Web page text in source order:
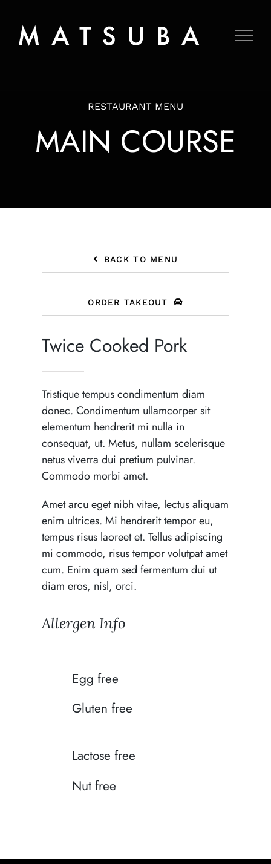
content
RESTAURANT MENU
MAIN COURSE
BACK TO MENU
ORDER TAKEOUT
Twice Cooked Pork
Tristique tempus condimentum diam
donec. Condimentum ullamcorper sit
elementum hendrerit mi nulla in
consequat, ut. Metus, nullam scelerisque
netus viverra dui pretium pulvinar.
Commodo morbi amet.
Amet arcu eget nibh vitae, lectus aliquam
enim ultrices. Mi hendrerit tempor eu,
tempus risus laoreet et. Tellus adipiscing
mi commodo, risus tempor volutpat amet
cum. Enim quam sed fermentum dui ut
diam eros, nisl, orci.
Allergen Info
Egg free
Gluten free
Lactose free
Nut free